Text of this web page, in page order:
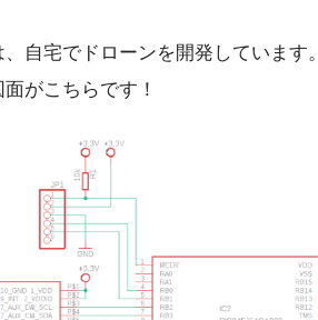
自宅でドローンを開発しています。
がこちらです！